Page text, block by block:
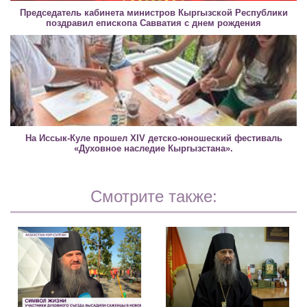
Председатель кабинета министров Кыргызской Республики
поздравил епископа Савватия с днем рождения
На Иссык-Куле прошел XIV детско-юношеский фестиваль
«Духовное наследие Кыргызстана».
Смотрите также: